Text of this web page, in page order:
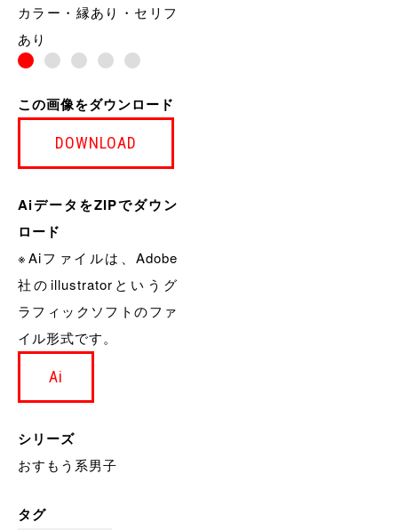
カラー・縁あり・セリフ
あり
この画像をダウンロード
DOWNLOAD
AiデータをZIPでダウン
ロード
※Aiファイルは、Adobe
社のillustratorというグ
ラフィックソフトのファ
イル形式です。
Ai
シリーズ
おすもう系男子
タグ